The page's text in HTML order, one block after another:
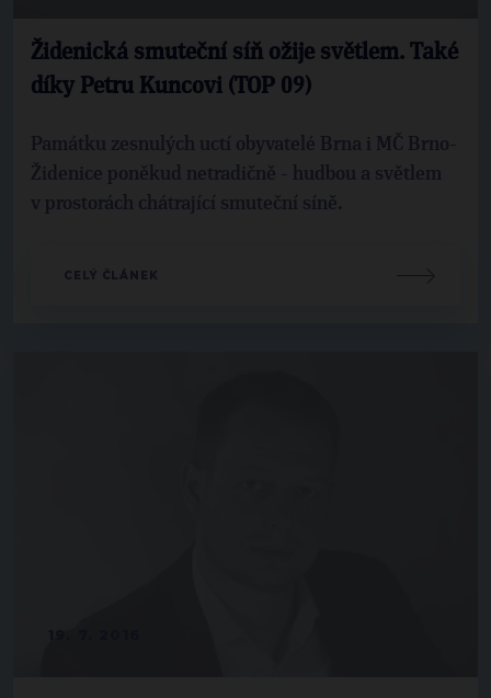
Židenická smuteční síň ožije světlem. Také
díky Petru Kuncovi (TOP 09)
Památku zesnulých uctí obyvatelé Brna i MČ Brno-
Židenice poněkud netradičně - hudbou a světlem
v prostorách chátrající smuteční síně.
CELÝ ČLÁNEK